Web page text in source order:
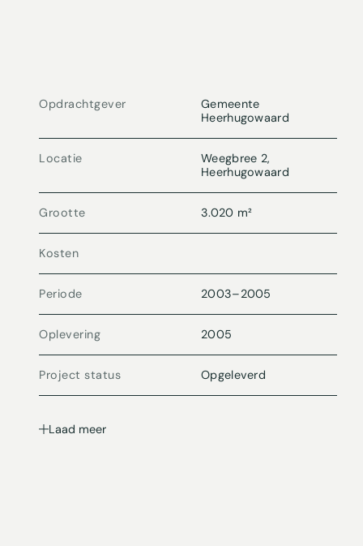
Opdrachtgever
Gemeente
Heerhugowaard
Locatie
Weegbree 2,
Heerhugowaard
Grootte 3.020 m²
Kosten
Periode 2003–2005
Oplevering 2005
Project status Opgeleverd
Laad meer